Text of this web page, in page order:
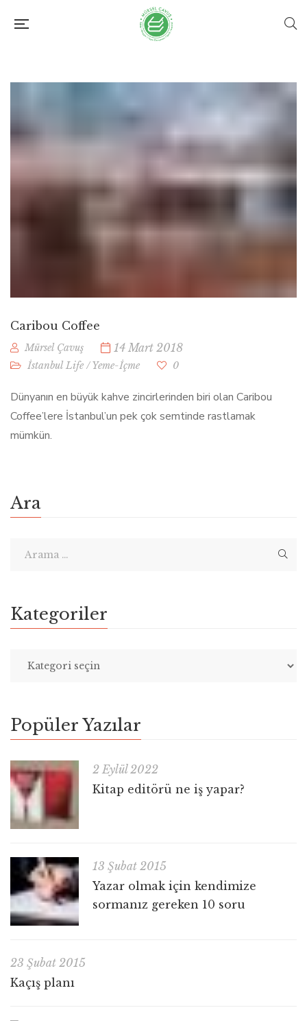
Caribou Coffee
Mürsel Çavuş 14 Mart 2018
İstanbul Life /Yeme-İçme 0
Dünyanın en büyük kahve zincirlerinden biri olan Caribou
Coffee’lere İstanbul’un pek çok semtinde rastlamak
mümkün.
Ara
Kategoriler
Popüler Yazılar
2 Eylül 2022
Kitap editörü ne iş yapar?
13 Şubat 2015
Yazar olmak için kendimize
sormanız gereken 10 soru
23 Şubat 2015
Kaçış planı